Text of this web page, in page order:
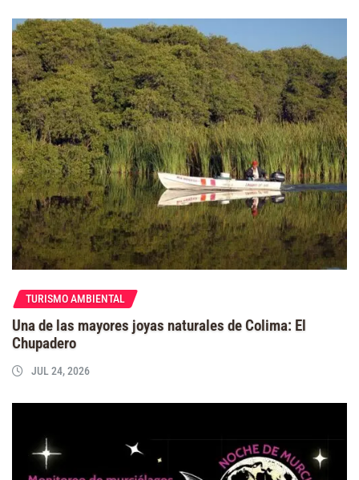
TURISMO AMBIENTAL
Una de las mayores joyas naturales de Colima: El
Chupadero
JUL 24, 2026